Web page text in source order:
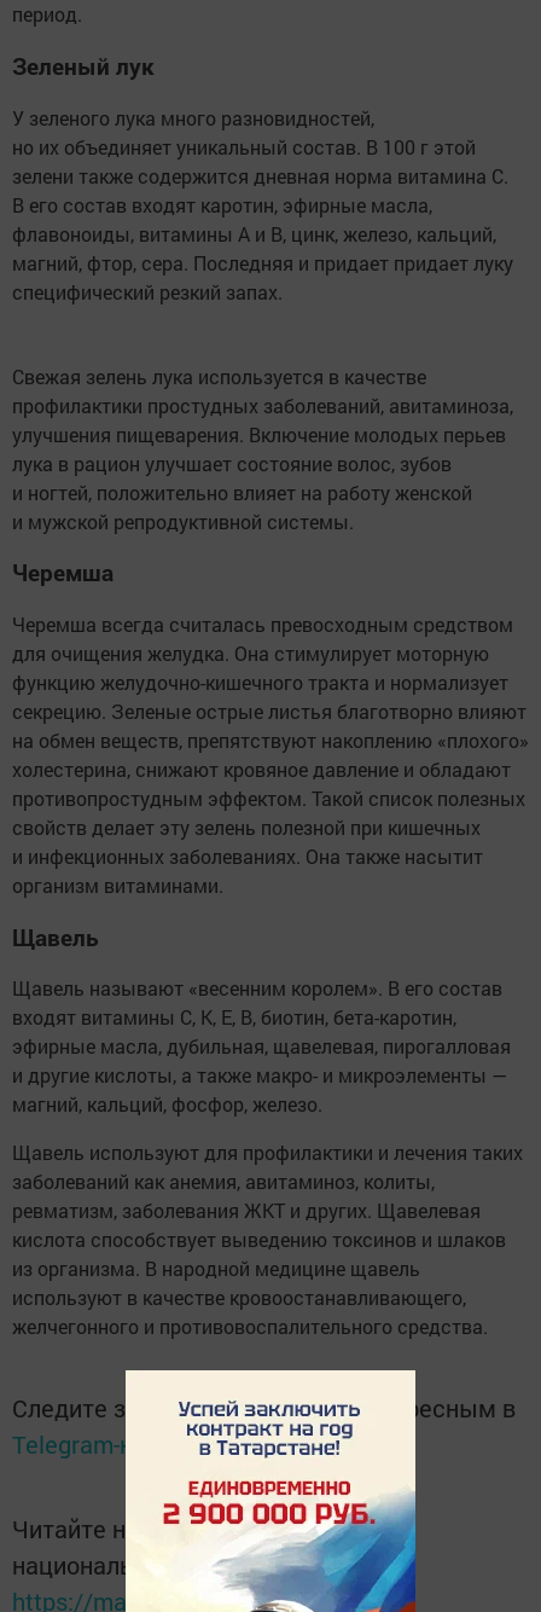
период.
Зеленый лук
У зеленого лука много разновидностей,
но их объединяет уникальный состав. В 100 г этой
зелени также содержится дневная норма витамина С.
В его состав входят каротин, эфирные масла,
флавоноиды, витамины А и В, цинк, железо, кальций,
магний, фтор, сера. Последняя и придает придает луку
специфический резкий запах.
Свежая зелень лука используется в качестве
профилактики простудных заболеваний, авитаминоза,
улучшения пищеварения. Включение молодых перьев
лука в рацион улучшает состояние волос, зубов
и ногтей, положительно влияет на работу женской
и мужской репродуктивной системы.
Черемша
Черемша всегда считалась превосходным средством
для очищения желудка. Она стимулирует моторную
функцию желудочно-кишечного тракта и нормализует
секрецию. Зеленые острые листья благотворно влияют
на обмен веществ, препятствуют накоплению «плохого»
холестерина, снижают кровяное давление и обладают
противопростудным эффектом. Такой список полезных
свойств делает эту зелень полезной при кишечных
и инфекционных заболеваниях. Она также насытит
организм витаминами.
Щавель
Щавель называют «весенним королем». В его состав
входят витамины C, K, E, B, биотин, бета-каротин,
эфирные масла, дубильная, щавелевая, пирогалловая
и другие кислоты, а также макро- и микроэлементы —
магний, кальций, фосфор, железо.
Щавель используют для профилактики и лечения таких
заболеваний как анемия, авитаминоз, колиты,
ревматизм, заболевания ЖКТ и других. Щавелевая
кислота способствует выведению токсинов и шлаков
из организма. В народной медицине щавель
используют в качестве кровоостанавливающего,
желчегонного и противовоспалительного средства.
Следите за самым важным и интересным в
Telegram-каналеТатмедиа
Читайте новости Татарстана в
национальном мессенджере MАХ:
https://max.ru/tatmedia